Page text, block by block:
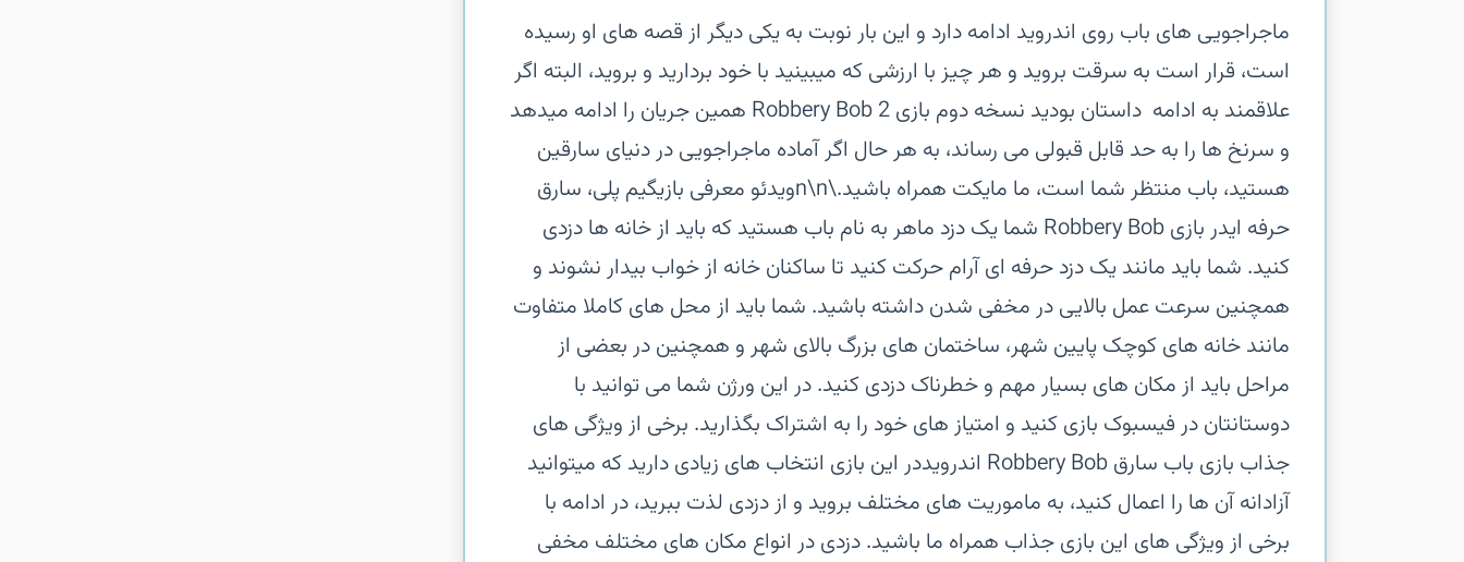
ماجراجویی های باب روی اندروید ادامه دارد و این بار نوبت به یکی دیگر از قصه های او رسیده
است، قرار است به سرقت بروید و هر چیز با ارزشی که میبینید با خود بردارید و بروید، البته اگر
علاقمند به ادامه ⁨ داستان بودید نسخه دوم بازی Robbery Bob 2 همین جریان را ادامه میدهد
و سرنخ ها را به حد قابل قبولی می رساند، به هر حال اگر آماده ماجراجویی در دنیای سارقین
هستید، باب منتظر شما است، ما مایکت همراه باشید.\n\nویدئو معرفی بازیگیم پلی، سارق
حرفه ایدر بازی Robbery Bob شما یک دزد ماهر به نام باب هستید که باید از خانه ها دزدی
کنید. شما باید مانند یک دزد حرفه ای آرام حرکت کنید تا ساکنان خانه از خواب بیدار نشوند و
همچنین سرعت عمل بالایی در مخفی شدن داشته باشید. شما باید از محل های کاملا متفاوت
مانند خانه های کوچک پایین شهر، ساختمان های بزرگ بالای شهر و همچنین در بعضی از
مراحل باید از مکان های بسیار مهم و خطرناک دزدی کنید. در این ورژن شما می توانید با
دوستانتان در فیسبوک بازی کنید و امتیاز های خود را به اشتراک بگذارید. برخی از ویژگی های
جذاب بازی باب سارق Robbery Bob اندرویددر این بازی انتخاب های زیادی دارید که میتوانید
آزادانه آن ها را اعمال کنید، به ماموریت های مختلف بروید و از دزدی لذت ببرید، در ادامه با
برخی از ویژگی های این بازی جذاب همراه ما باشید. دزدی در انواع مکان های مختلف مخفی